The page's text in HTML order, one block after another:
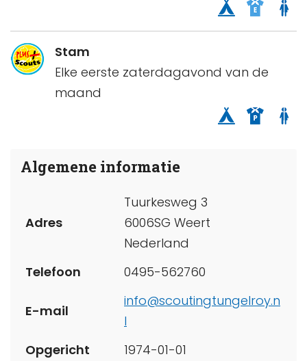
Stam
Elke eerste zaterdagavond van de
maand
Algemene informatie
Adres
Tuurkesweg 3
6006SG Weert
Nederland
Telefoon
0495-562760
E-mail
info@scoutingtungelroy.n
l
Opgericht
1974-01-01